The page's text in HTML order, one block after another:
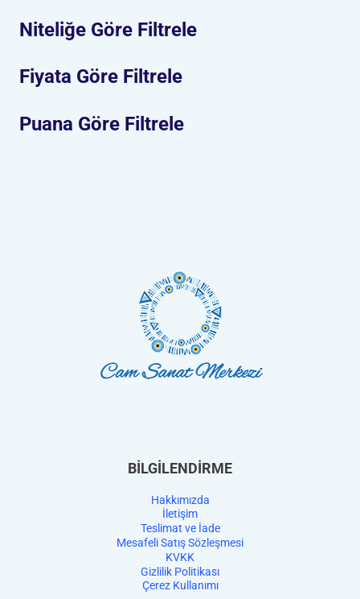
Niteliğe Göre Filtrele
Fiyata Göre Filtrele
Puana Göre Filtrele
BİLGİLENDİRME
Hakkımızda
İletişim
Teslimat ve İade
Mesafeli Satış Sözleşmesi
KVKK
Gizlilik Politikası
Çerez Kullanımı